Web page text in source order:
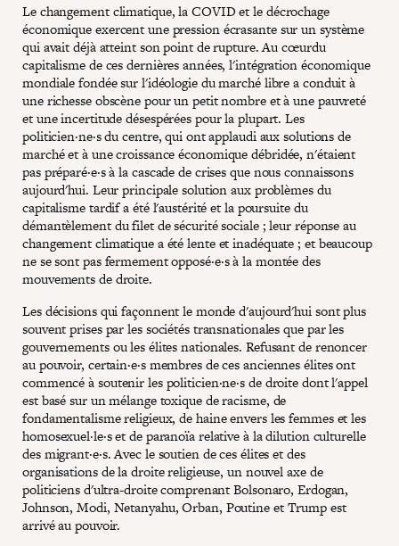
Le changement climatique, la COVID et le décrochage
économique exercent une pression écrasante sur un système
qui avait déjà atteint son point de rupture. Au cœurdu
capitalisme de ces dernières années, l'intégration économique
mondiale fondée sur l'idéologie du marché libre a conduit à
une richesse obscène pour un petit nombre et à une pauvreté
et une incertitude désespérées pour la plupart. Les
politicien·ne·s du centre, qui ont applaudi aux solutions de
marché et à une croissance économique débridée, n'étaient
pas préparé·e·s à la cascade de crises que nous connaissons
aujourd'hui. Leur principale solution aux problèmes du
capitalisme tardif a été l'austérité et la poursuite du
démantèlement du filet de sécurité sociale ; leur réponse au
changement climatique a été lente et inadéquate ; et beaucoup
ne se sont pas fermement opposé·e·s à la montée des
mouvements de droite.
Les décisions qui façonnent le monde d'aujourd'hui sont plus
souvent prises par les sociétés transnationales que par les
gouvernements ou les élites nationales. Refusant de renoncer
au pouvoir, certain·e·s membres de ces anciennes élites ont
commencé à soutenir les politicien·ne·s de droite dont l'appel
est basé sur un mélange toxique de racisme, de
fondamentalisme religieux, de haine envers les femmes et les
homosexuel·le·s et de paranoïa relative à la dilution culturelle
des migrant·e·s. Avec le soutien de ces élites et des
organisations de la droite religieuse, un nouvel axe de
politiciens d'ultra-droite comprenant Bolsonaro, Erdogan,
Johnson, Modi, Netanyahu, Orban, Poutine et Trump est
arrivé au pouvoir.